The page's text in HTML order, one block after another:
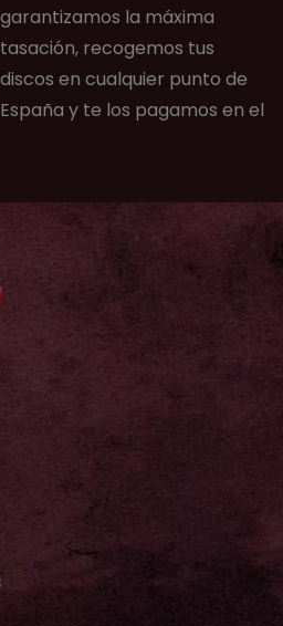
garantizamos la máxima
tasación, recogemos tus
discos en cualquier punto de
España y te los pagamos en el